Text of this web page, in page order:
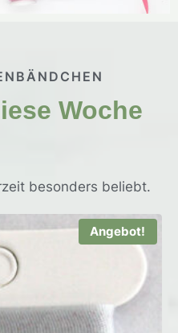
Woche
besonders beliebt.
Angebot!